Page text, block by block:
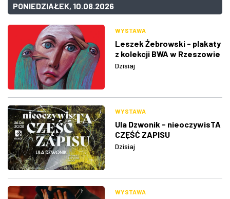
PONIEDZIAŁEK, 10.08.2026
WYSTAWA
Leszek Żebrowski - plakaty
z kolekcji BWA w Rzeszowie
Dzisiaj
WYSTAWA
Ula Dzwonik - nieoczywisTA
CZĘŚĆ ZAPISU
Dzisiaj
WYSTAWA